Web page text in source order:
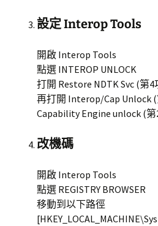
設定 Interop Tools
開啟 Interop Tools
點選 INTEROP UNLOCK
打開 Restore NDTK Svc (第
再打開 Interop/Cap Unlock
Capability Engine unlock (第
改機碼
開啟 Interop Tools
點選 REGISTRY BROWSER
移動到以下路徑